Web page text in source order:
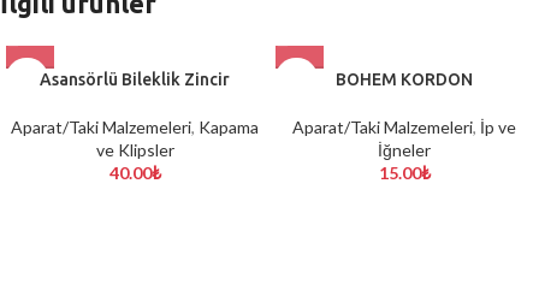
Asansörlü Bileklik Zincir
Aparat/Taki Malzemeleri, Kapama
ve Klipsler
40.00₺
BOHEM KORDON
Aparat/Taki Malzemeleri, İp ve
İğneler
15.00₺